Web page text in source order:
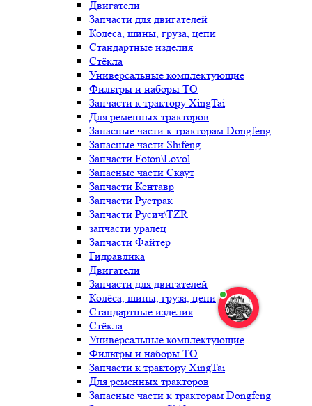
Двигатели
Запчасти для двигателей
Колёса, шины, груза, цепи
Стандартные изделия
Стёкла
Универсальные комплектующие
Фильтры и наборы ТО
Запчасти к трактору XingTai
Для ременных тракторов
Запасные части к тракторам Dongfeng
Запасные части Shifeng
Запчасти Foton\Lovol
Запасные части Скаут
Запчасти Кентавр
Запчасти Рустрак
Запчасти Русич\TZR
запчасти уралец
Запчасти Файтер
Гидравлика
Двигатели
Запчасти для двигателей
Колёса, шины, груза, цепи
Стандартные изделия
Стёкла
Универсальные комплектующие
Фильтры и наборы ТО
Запчасти к трактору XingTai
Для ременных тракторов
Запасные части к тракторам Dongfeng